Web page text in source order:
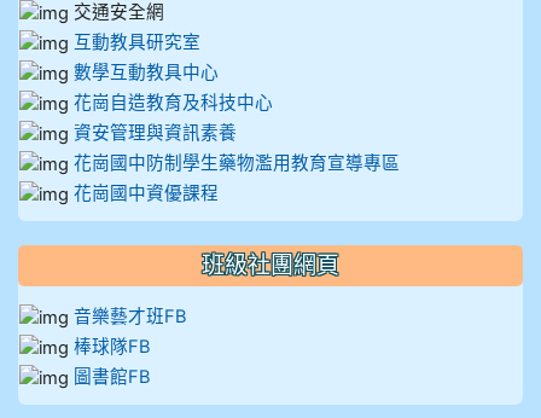
交通安全網
互動教具研究室
數學互動教具中心
花崗自造教育及科技中心
資安管理與資訊素養
花崗國中防制學生藥物濫用教育宣導專區
花崗國中資優課程
班級社團網頁
音樂藝才班FB
棒球隊FB
圖書館FB